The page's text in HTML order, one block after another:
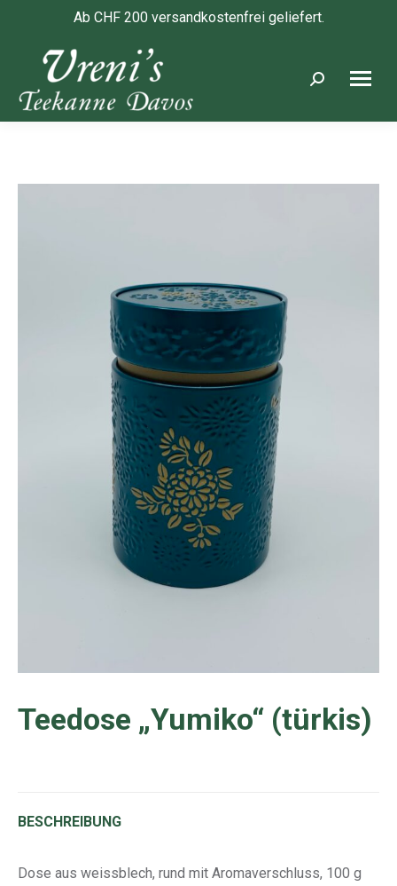
Ab CHF 200 versandkostenfrei geliefert.
Search:
Teedose „Yumiko“ (türkis)
BESCHREIBUNG
Dose aus weissblech, rund mit Aromaverschluss, 100 g